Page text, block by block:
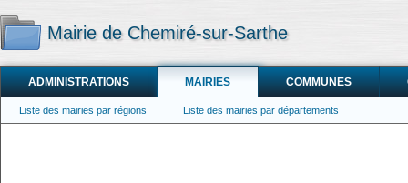
Mairie de Chemiré-sur-Sarthe
ADMINISTRATIONS MAIRIES COMMUNES
Liste des mairies par régions Liste des mairies par départements